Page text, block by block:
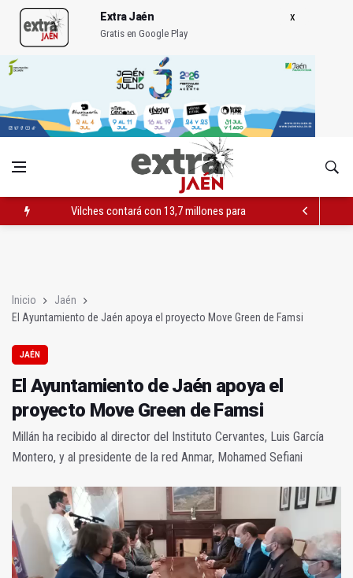
Extra Jaén
Gratis en Google Play
Vilches contará con 13,7 millones para los daños del temporal
Inicio
Jaén
El Ayuntamiento de Jaén apoya el proyecto Move Green de Famsi
JAÉN
El Ayuntamiento de Jaén apoya el
proyecto Move Green de Famsi
Millán ha recibido al director del Instituto Cervantes, Luis García
Montero, y al presidente de la red Anmar, Mohamed Sefiani